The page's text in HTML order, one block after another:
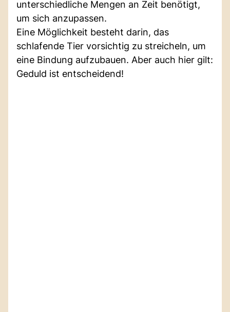
unterschiedliche Mengen an Zeit benötigt,
um sich anzupassen.
Eine Möglichkeit besteht darin, das
schlafende Tier vorsichtig zu streicheln, um
eine Bindung aufzubauen. Aber auch hier gilt:
Geduld ist entscheidend!